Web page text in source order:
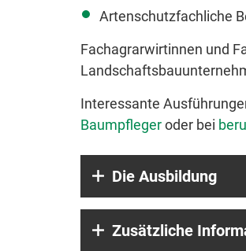
Artenschutzfachliche
Fachagrarwirtinnen und
Interessante
Baumpflegeroder bei
Die Ausbildung
Zusätzliche